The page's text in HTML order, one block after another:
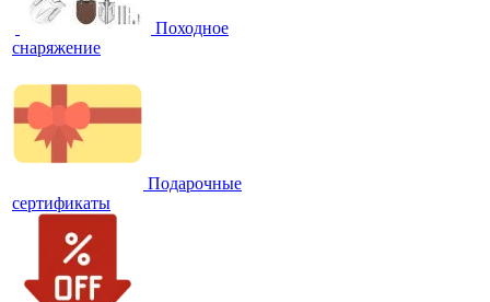
Походное
снаряжение
Подарочные
сертификаты